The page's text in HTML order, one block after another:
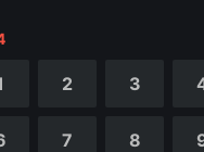
2 3
7 8